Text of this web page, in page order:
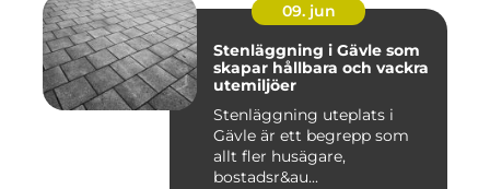
09. jun
Stenläggning i Gävle som
skapar hållbara och vackra
utemiljöer
Stenläggning uteplats i
Gävle är ett begrepp som
allt fler husägare,
bostadsr&au...